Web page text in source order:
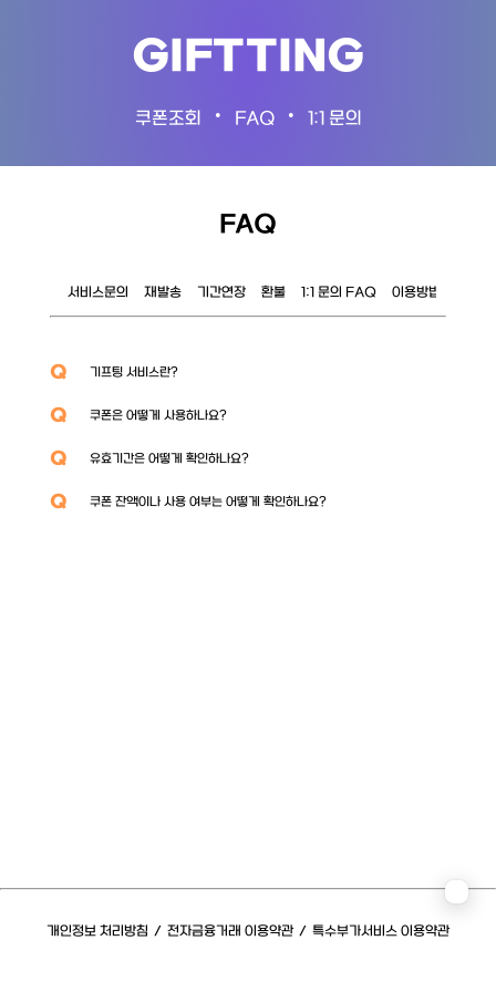
GIFTTING
쿠폰조회 • FAQ • 1:1 문의
FAQ
서비스문의 재발송 기간연장 환불 1:1 문의 FAQ 이용방법
Q 기프팅 서비스란?
Q 쿠폰은 어떻게 사용하나요?
Q 유효기간은 어떻게 확인하나요?
Q 쿠폰 잔액이나 사용 여부는 어떻게 확인하나요?
개인정보 처리방침 / 전자금융거래 이용약관 / 특수부가서비스 이용약관